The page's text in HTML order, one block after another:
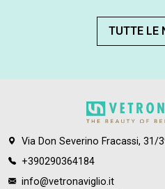
TUTTE LE
Via Don Severino Fracassi, 31/
+390290364184
info@vetronaviglio.it